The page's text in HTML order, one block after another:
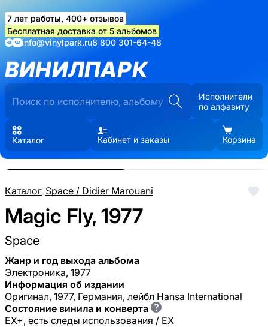
7 лет работы, 400+ отзывов
Бесплатная доставка от 5 альбомов
info@vinylpark.ru8 800 301-64-48
ВИНИЛПАРК
Исполнители
по алфавиту
Каталог Кабинет и заказы Корзина
Каталог/Space / Didier Marouani
Magic Fly, 1977
Space
Жанр и год выхода альбома
Электроника, 1977
Информация об издании
Оригинал, 1977, Германия, лейбл Hansa International
Состояние винила и конверта ?
EX+, есть следы использования / EX
Реальные фото пластинки.
Нажмите, чтобы увеличить